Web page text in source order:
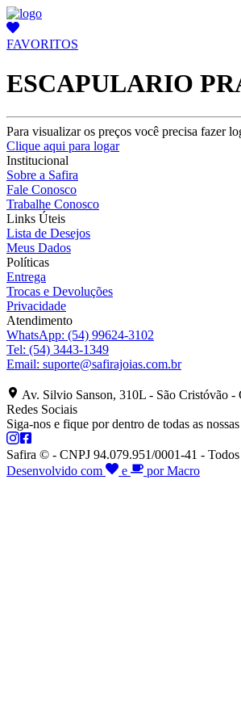
FAVORITOS
ESCAPULARIO
Para visualizar os preços você precisa fazer
Clique aqui para logar
Institucional
Sobre a Safira
Fale Conosco
Trabalhe Conosco
Links Úteis
Lista de Desejos
Meus Dados
Políticas
Entrega
Trocas e Devoluções
Privacidade
Atendimento
WhatsApp: (54) 99624-3102
Tel: (54) 3443-1349
Email: suporte@safirajoias.com.br
Av. Silvio Sanson, 310L - São Cristóvão -
Redes Sociais
Siga-nos e fique por dentro de todas as
Safira © - CNPJ 94.079.951/0001-41 -
Desenvolvido com
e por Macro